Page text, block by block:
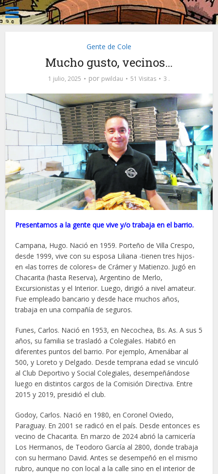
Gente de Cole
Mucho gusto, vecinos…
1 julio, 2025 por pwildau 51 Visitas 3 .
Presentamos a la gente que vive y/o trabaja en el barrio.
Campana, Hugo. Nació en 1959. Porteño de Villa Crespo,
desde 1999, vive con su esposa Liliana -tienen tres hijos-
en «las torres de colores» de Crámer y Matienzo. Jugó en
Chacarita (hasta Reserva), Argentino de Merlo,
Excursionistas y el Interior. Luego, dirigió a nivel amateur.
Fue empleado bancario y desde hace muchos años,
trabaja en una compañía de seguros.
Funes, Carlos. Nació en 1953, en Necochea, Bs. As. A sus 5
años, su familia se trasladó a Colegiales. Habitó en
diferentes puntos del barrio. Por ejemplo, Amenábar al
500, y Loreto y Delgado. Desde temprana edad se vinculó
al Club Deportivo y Social Colegiales, desempeñándose
luego en distintos cargos de la Comisión Directiva. Entre
2015 y 2019, presidió el club.
Godoy, Carlos. Nació en 1980, en Coronel Oviedo,
Paraguay. En 2001 se radicó en el país. Desde entonces es
vecino de Chacarita. En marzo de 2024 abrió la carnicería
Los Hermanos, de Teodoro García al 2800, donde trabaja
con su hermano David. Antes se desempeñó en el mismo
rubro, aunque no con local a la calle sino en el interior de